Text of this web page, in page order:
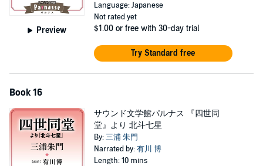
Preview
Language: Japanese
Not rated yet
$1.00 or free with 30-day trial
Try Standard free
Book 16
サウンド文学館パルナス 『四世同
堂』より 北斗七星
By:三浦 朱門
Narrated by:有川 博
Length: 10 mins